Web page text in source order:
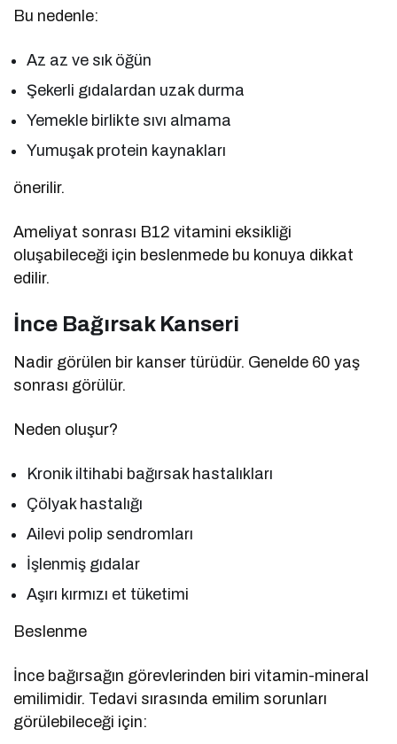
Bu nedenle:
Az az ve sık öğün
Şekerli gıdalardan uzak durma
Yemekle birlikte sıvı almama
Yumuşak protein kaynakları
önerilir.
Ameliyat sonrası B12 vitamini eksikliği
oluşabileceği için beslenmede bu konuya dikkat
edilir.
İnce Bağırsak Kanseri
Nadir görülen bir kanser türüdür. Genelde 60 yaş
sonrası görülür.
Neden oluşur?
Kronik iltihabi bağırsak hastalıkları
Çölyak hastalığı
Ailevi polip sendromları
İşlenmiş gıdalar
Aşırı kırmızı et tüketimi
Beslenme
İnce bağırsağın görevlerinden biri vitamin-mineral
emilimidir. Tedavi sırasında emilim sorunları
görülebileceği için: